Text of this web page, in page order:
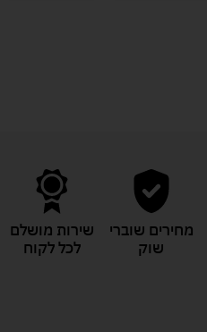
מחירים שוברי
שוק
שירות מושלם
לכל לקוח